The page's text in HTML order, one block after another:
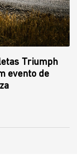
Triumph
evento de